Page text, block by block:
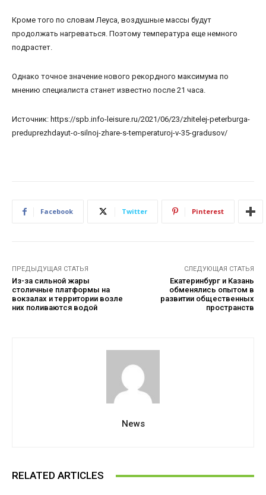
Кроме того по словам Леуса, воздушные массы будут
продолжать нагреваться. Поэтому температура еще немного
подрастет.
Однако точное значение нового рекордного максимума по
мнению специалиста станет известно после 21 часа.
Источник: https://spb.info-leisure.ru/2021/06/23/zhitelej-peterburga-
preduprezhdayut-o-silnoj-zhare-s-temperaturoj-v-35-gradusov/
Facebook Twitter Pinterest
ПРЕДЫДУЩАЯ СТАТЬЯ
Из-за сильной жары
столичные платформы на
вокзалах и территории возле
них поливаются водой
СЛЕДУЮЩАЯ СТАТЬЯ
Екатеринбург и Казань
обменялись опытом в
развитии общественных
пространств
News
RELATED ARTICLES